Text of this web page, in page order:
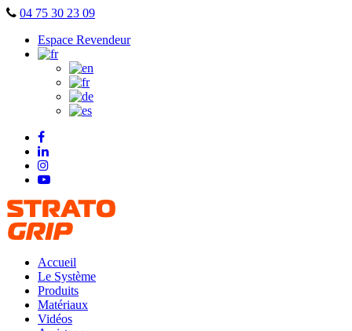
Skip
content
04 75 30 23 09
Espace Revendeur
Accueil
Le Système
Produits
Matériaux
Vidéos